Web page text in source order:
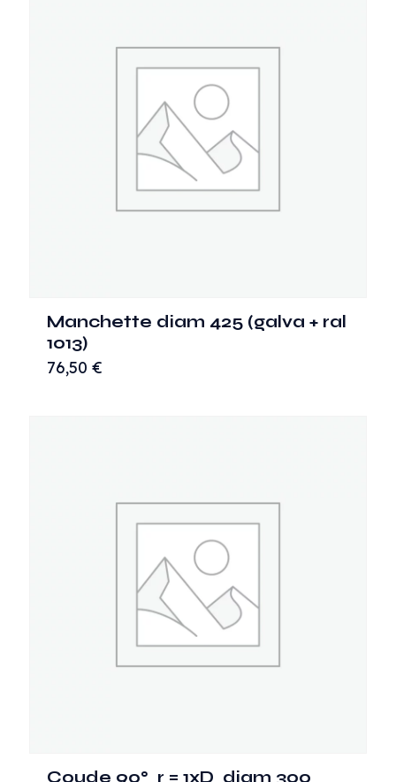
Manchette diam 425 (galva + ral
1013)
76,50 €
Coude 90° r = 1xD diam 300